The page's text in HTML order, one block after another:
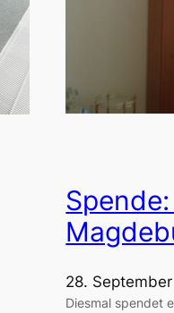
28.
Diesmal spendet